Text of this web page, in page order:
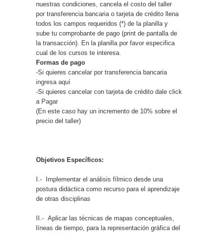
nuestras condiciones, cancela el costo del taller
por transferencia bancaria o tarjeta de crédito llena
todos los campos requeridos (*) de la planilla y
sube tu comprobante de pago (print de pantalla de
la transacción). En la planilla por favor especifica
cual de los cursos te interesa.
Formas de pago
-Si quieres cancelar por transferencia bancaria
ingresa aquí
-Si quieres cancelar con tarjeta de crédito dale click
a Pagar
(En este caso hay un incremento de 10% sobre el
precio del taller)
Objetivos Específicos:
I.- Implementar el análisis fílmico desde una
postura didáctica como recurso para el aprendizaje
de otras disciplinas
II.- Aplicar las técnicas de mapas conceptuales,
líneas de tiempo, para la representación gráfica del